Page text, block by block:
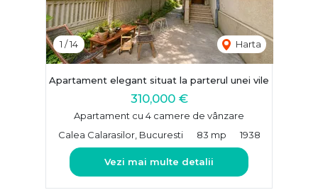
1 /14 Harta
Apartament elegant situat la parterul unei vile
310,000 €
Apartament cu 4 camere de vânzare
Calea Calarasilor, Bucuresti
83 mp 1938
Vezi mai multe detalii